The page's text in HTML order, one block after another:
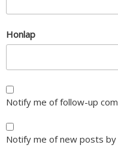
Honlap
Notify me of follow-up
Notify me of new posts by